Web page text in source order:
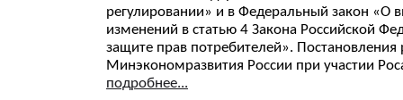
регулировании» и в Федеральный закон «О
изменений в статью 4 Закона Российской
защите прав потребителей». Постановления
Минэкономразвития России при участии
подробнее...